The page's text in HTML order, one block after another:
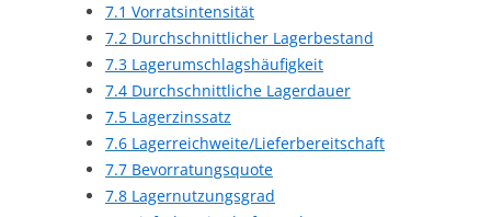
7.1 Vorratsintensität
7.2 Durchschnittlicher Lagerbestand
7.3 Lagerumschlagshäufigkeit
7.4 Durchschnittliche Lagerdauer
7.5 Lagerzinssatz
7.6 Lagerreichweite/Lieferbereitschaft
7.7 Bevorratungsquote
7.8 Lagernutzungsgrad